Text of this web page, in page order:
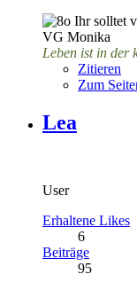
Ihr solltet
VG Monika
Leben ist in der
Zitieren
Zum
Lea
User
Erhaltene Likes
6
Beiträge
95